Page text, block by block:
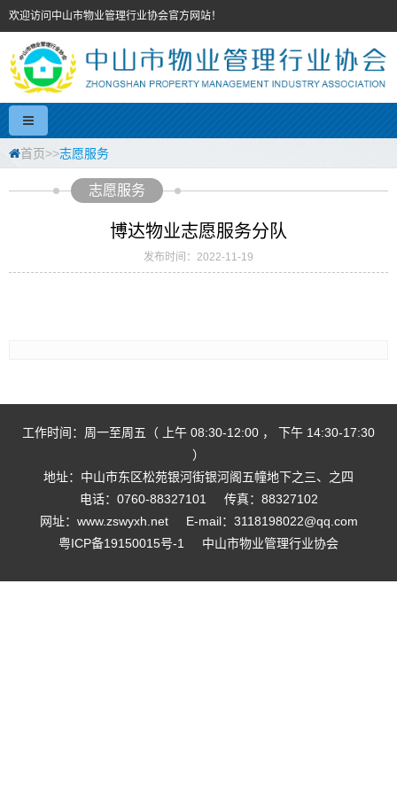
欢迎访问中山市物业管理行业协会官方网站！
首页>>志愿服务
志愿服务
博达物业志愿服务分队
发布时间：2022-11-19
工作时间：周一至周五（ 上午 08:30-12:00 ， 下午 14:30-17:30
）
地址：中山市东区松苑银河街银河阁五幢地下之三、之四
电话：0760-88327101
传真：88327102
网址：www.zswyxh.net
E-mail：3118198022@qq.com
粤ICP备19150015号-1
中山市物业管理行业协会